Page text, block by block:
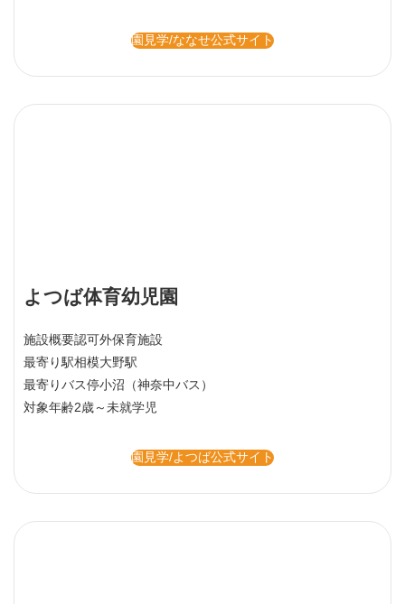
園見学/ななせ公式サイト
よつば体育幼児園
施設概要認可外保育施設
最寄り駅相模大野駅
最寄りバス停小沼（神奈中バス）
対象年齢2歳～未就学児
園見学/よつば公式サイト